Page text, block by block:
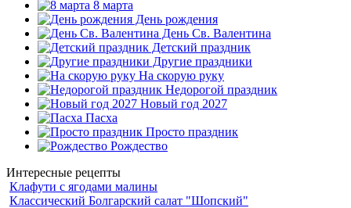
8 марта
День рождения
День Св. Валентина
Детский праздник
Другие праздники
На скорую руку
Недорогой праздник
Новый год 2027
Пасха
Просто праздник
Рождество
Интересные рецепты
Клафути с ягодами малины
Классический Болгарский салат "Шопский"